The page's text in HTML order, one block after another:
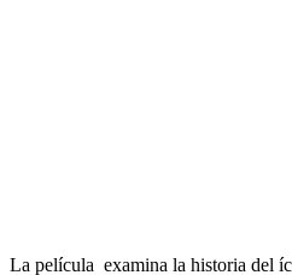
La película examina la historia del